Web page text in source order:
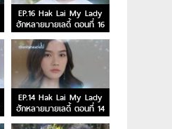
EP.16 Hak Lai My Lady
ฮักหลายมายเลดี้ ตอนที่ 16
EP.14 Hak Lai My Lady
ฮักหลายมายเลดี้ ตอนที่ 14